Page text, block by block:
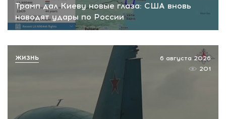
Трамп дал Киеву новые глаза: США вновь
наводят удары по России
6 августа 2026
201
ЖИЗНЬ